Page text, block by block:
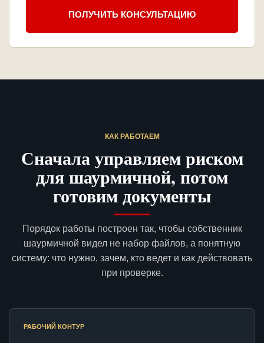
ПОЛУЧИТЬ КОНСУЛЬТАЦИЮ
КАК РАБОТАЕМ
Сначала управляем риском
для шаурмичной, потом
готовим документы
Порядок работы построен так, чтобы собственник
шаурмичной видел не набор файлов, а понятную
систему: что нужно, зачем, кто ведет и как действовать
при проверке.
РАБОЧИЙ КОНТУР